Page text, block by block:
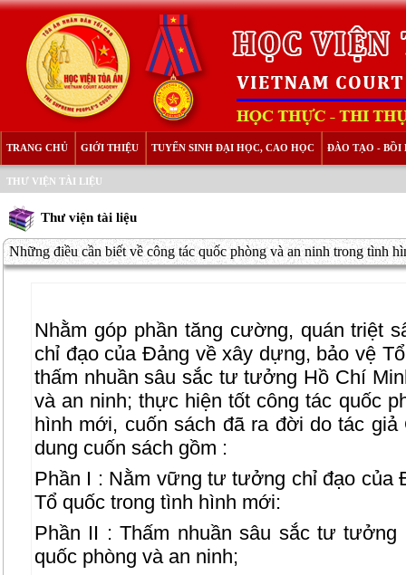
TRANG CHỦ GIỚI THIỆU TUYỂN SINH ĐẠI HỌC, CAO HỌC ĐÀO TẠO - BỒI
THƯ VIỆN TÀI LIỆU
Thư viện tài liệu
Những điều cần biết về công tác quốc phòng và an ninh trong tình
Nhằm góp phần tăng cường, quán triệt
chỉ đạo của Đảng về xây dựng, bảo vệ
thấm nhuần sâu sắc tư tưởng Hồ Chí
và an ninh; thực hiện tốt công tác quốc
hình mới, cuốn sách đã ra đời do tác giả
dung cuốn sách gồm :
Phần I : Nằm vững tư tưởng chỉ đạo của
Tổ quốc trong tình hình mới:
Phần II : Thấm nhuần sâu sắc tư
quốc phòng và an ninh;